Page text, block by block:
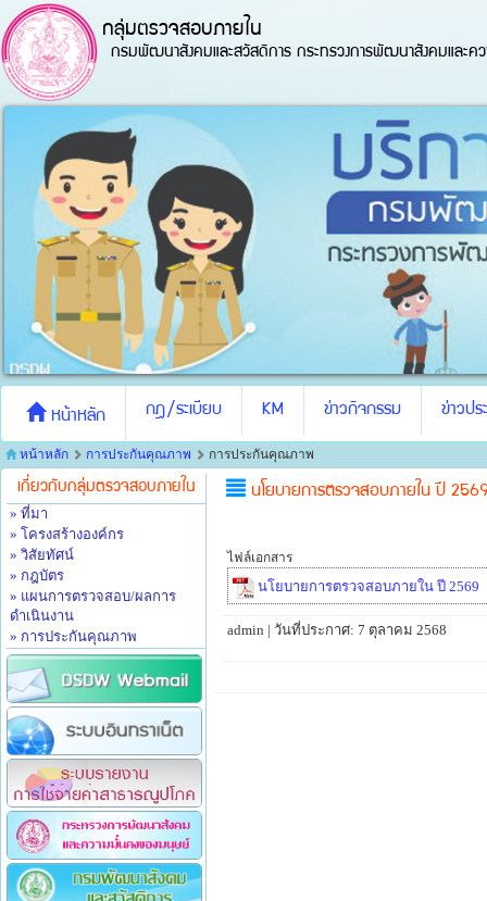
กลุ่มตรวจสอบภายใน
กรมพัฒนาสังคมและสวัสดิการ กระทรวงการพัฒนาสังคมและค
หน้าหลัก กฎ/ระเบียบ KM ข่าวกิจกรรม ข่าวป
หน้าหลัก การประกันคุณภาพ การประกันคุณภาพ
เกี่ยวกับกลุ่มตรวจสอบภายใน
» ที่มา
» โครงสร้างองค์กร
» วิสัยทัศน์
» กฎบัตร
» แผนการตรวจสอบ/ผลการ
ดำเนินงาน
» การประกันคุณภาพ
นโยบายการตรวจสอบภายใน ปี
ไฟล์เอกสาร
นโยบายการตรวจสอบภายใน ปี 2569
admin | วันที่ประกาศ: 7 ตุลาคม 2568